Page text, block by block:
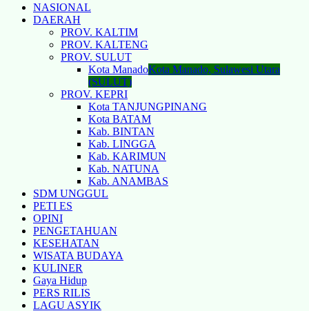
NASIONAL
DAERAH
PROV. KALTIM
PROV. KALTENG
PROV. SULUT
Kota ManadoKota Manado, Sulawesi Utara
(SULUT)
PROV. KEPRI
Kota TANJUNGPINANG
Kota BATAM
Kab. BINTAN
Kab. LINGGA
Kab. KARIMUN
Kab. NATUNA
Kab. ANAMBAS
SDM UNGGUL
PETI ES
OPINI
PENGETAHUAN
KESEHATAN
WISATA BUDAYA
KULINER
Gaya Hidup
PERS RILIS
LAGU ASYIK